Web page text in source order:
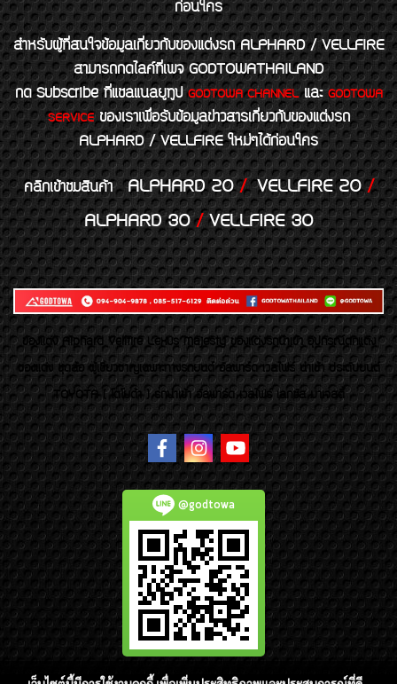
ก่อนใคร
สำหรับผู้ที่สนใจข้อมูลเกี่ยวกับของแต่งรถ ALPHARD / VELLFIRE
สามารถกดไลค์ที่เพจ GODTOWATHAILAND
กด Subscribe ที่แชลแนลยูทูปGODTOWA CHANNELและGODTOWA
SERVICEของเราเพื่อรับข้อมูลข่าวสารเกี่ยวกับของแต่งรถ
ALPHARD / VELLFIRE ใหม่ๆได้ก่อนใคร
คลิกเข้าชมสินค้า ALPHARD 20/VELLFIRE 20/
ALPHARD 30/VELLFIRE 30
ของเเต่ง Alphard Vellfire Lexus Majesty ของเเต่งรถนำเข้า อุปกรณ์ตกแต่ง
ของแต่ง ชุดล้อ ผู้เชี่ยวชาญเฉพาะทางรถยนต์ อัลพาร์ด เวลไฟร์ นำเข้า ประดับยนต์
TOYOTA ( โตโยต้า ) รถนำเข้า อัลพาร์ด เวลไฟร์ เลกซัส มาเจสตี้
@godtowa